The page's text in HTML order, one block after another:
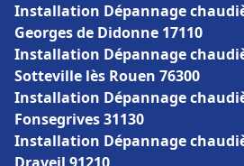
Installation Dépannage
Georges de Didonne 17110
Installation Dépannage
Sotteville lès Rouen 76300
Installation Dépannage
Fonsegrives 31130
Installation Dépannage